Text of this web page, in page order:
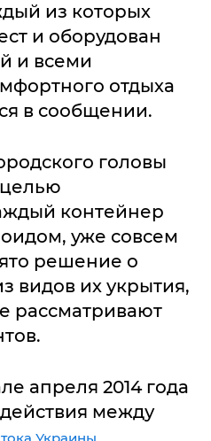
из которых
и оборудован
и всеми
отдыха
в сообщении.
головы
контейнер
уже совсем
решение о
видов их укрытия,
рассматривают
апреля 2014 года
между